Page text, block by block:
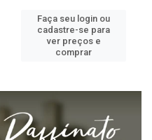
Faça seu login ou
cadastre-se para
ver preços e
comprar